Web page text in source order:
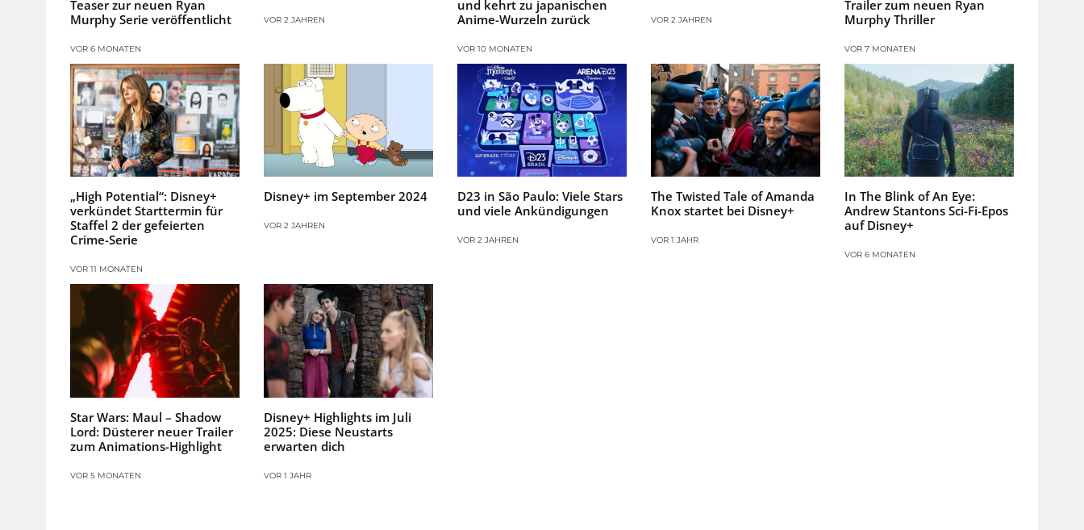
Teaser zur neuen Ryan
Murphy Serie veröffentlicht
VOR 6 MONATEN
VOR 2 JAHREN
und kehrt zu japanischen
Anime-Wurzeln zurück
VOR 10 MONATEN
VOR 2 JAHREN
Trailer zum neuen Ryan
Murphy Thriller
VOR 7 MONATEN
„High Potential“: Disney+
verkündet Starttermin für
Staffel 2 der gefeierten
Crime-Serie
VOR 11 MONATEN
Disney+ im September 2024
VOR 2 JAHREN
D23 in São Paulo: Viele Stars
und viele Ankündigungen
VOR 2 JAHREN
The Twisted Tale of Amanda
Knox startet bei Disney+
VOR 1 JAHR
In The Blink of An Eye:
Andrew Stantons Sci-Fi-Epos
auf Disney+
VOR 6 MONATEN
Star Wars: Maul – Shadow
Lord: Düsterer neuer Trailer
zum Animations-Highlight
VOR 5 MONATEN
Disney+ Highlights im Juli
2025: Diese Neustarts
erwarten dich
VOR 1 JAHR